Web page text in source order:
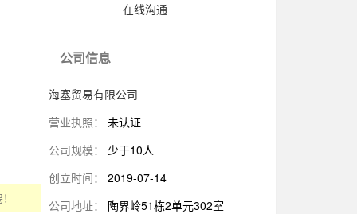
在线沟通
公司信息
海塞贸易有限公司
营业执照：
未认证
公司规模：
少于10人
创立时间：
2019-07-14
公司地址：
陶界岭51栋2单元302室